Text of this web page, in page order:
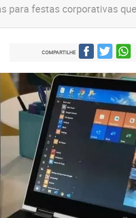
para festas corporativas
COMPARTILHE